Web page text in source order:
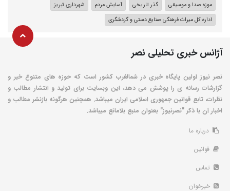
موزه صدا و موسیقی
گذر تاریخی آسایش مردم
شهرداری تبریز
اداره کل میراث فرهنگی صنایع دستی و گردشگری
آژانس خبری تحلیلی نصر
نصر نیوز اولین پایگاه خبری در شمالغرب کشور است که حوزه های متنوع خبر و
گزارشات رسانه ی را پوشش می دهد، این وبسایت برای تولید و انتشار مطالب و
نظرات، تابع قوانین جمهوری اسلامی ایران میباشد. همچنین هرگونه بازنشر مطالب و
اخبار آن با ذکر "نصرنیوز" بعنوان منبع بلامانع میباشد.
درباره ما
قوانین
تماس
خبرخوان